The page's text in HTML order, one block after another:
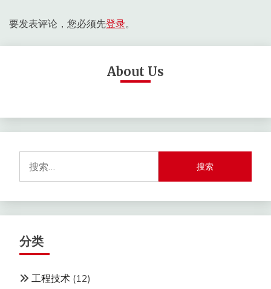
要发表评论，您必须先登录。
About Us
索：
分类
工程技术 (12)